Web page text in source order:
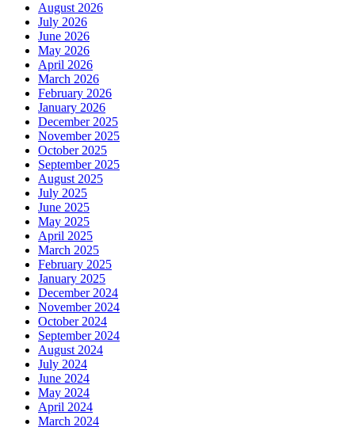
August 2026
July 2026
June 2026
May 2026
April 2026
March 2026
February 2026
January 2026
December 2025
November 2025
October 2025
September 2025
August 2025
July 2025
June 2025
May 2025
April 2025
March 2025
February 2025
January 2025
December 2024
November 2024
October 2024
September 2024
August 2024
July 2024
June 2024
May 2024
April 2024
March 2024